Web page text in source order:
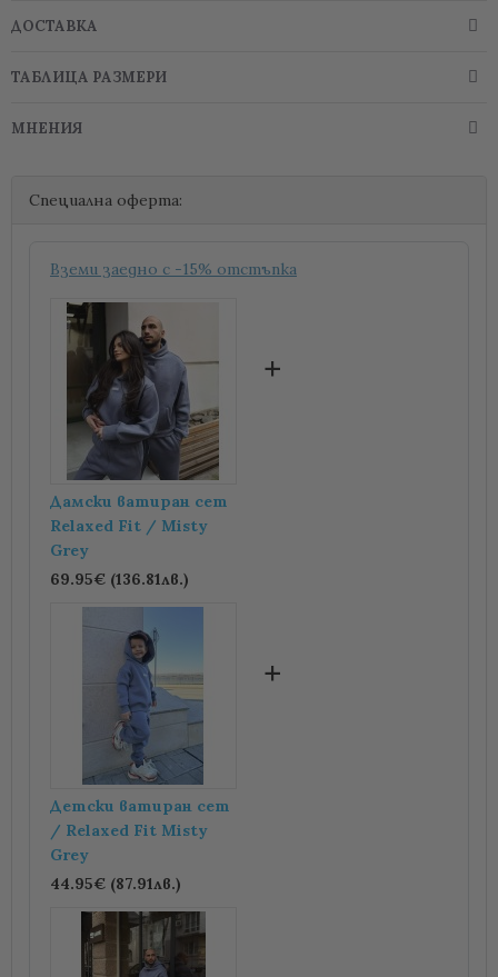
ДОСТАВКА
ТАБЛИЦА РАЗМЕРИ
МНЕНИЯ
Специална оферта:
Вземи заедно с -15% отстъпка
Дамски ватиран сет
Relaxed Fit / Misty
Grey
69.95€ (136.81лв.)
+
Детски ватиран сет
/ Relaxed Fit Misty
Grey
44.95€ (87.91лв.)
+